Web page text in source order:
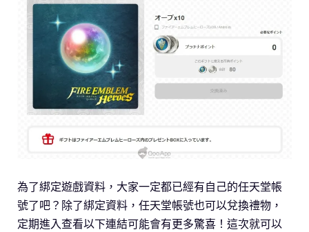
為了綁定遊戲資料，大家一定都已經有自己的任天堂帳
號了吧？除了綁定資料，任天堂帳號也可以兌換禮物，
定期進入查看以下連結可能會有更多驚喜！這次就可以